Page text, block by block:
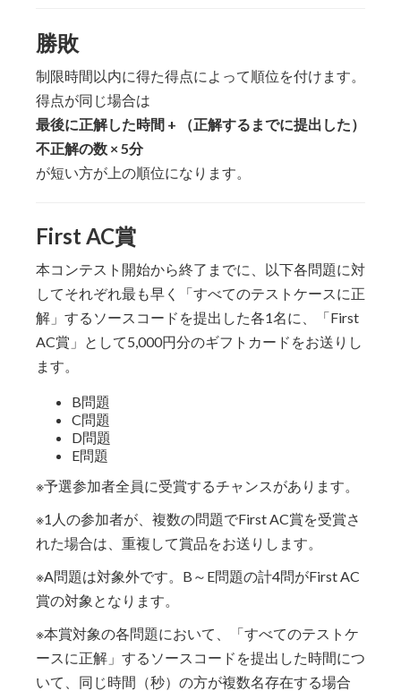
勝敗
制限時間以内に得た得点によって順位を付けます。
得点が同じ場合は
最後に正解した時間 + （正解するまでに提出した）
不正解の数 × 5分
が短い方が上の順位になります。
First AC賞
本コンテスト開始から終了までに、以下各問題に対
してそれぞれ最も早く「すべてのテストケースに正
解」するソースコードを提出した各1名に、「First
AC賞」として5,000円分のギフトカードをお送りし
ます。
B問題
C問題
D問題
E問題
※予選参加者全員に受賞するチャンスがあります。
※1人の参加者が、複数の問題でFirst AC賞を受賞さ
れた場合は、重複して賞品をお送りします。
※A問題は対象外です。B～E問題の計4問がFirst AC
賞の対象となります。
※本賞対象の各問題において、「すべてのテストケ
ースに正解」するソースコードを提出した時間につ
いて、同じ時間（秒）の方が複数名存在する場合